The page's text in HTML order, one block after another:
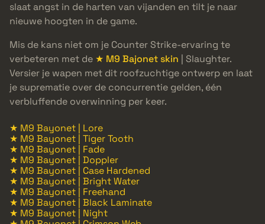
slaat angst in de harten van vijanden en tilt je naar
nieuwe hoogten in de game.
Mis de kans niet om je Counter Strike-ervaring te
verbeteren met de ★ M9 Bajonet skin | Slaughter.
Versier je wapen met dit roofzuchtige ontwerp en laat
je suprematie over de concurrentie gelden, één
verbluffende overwinning per keer.
★ M9 Bayonet | Lore
★ M9 Bayonet | Tiger Tooth
★ M9 Bayonet | Fade
★ M9 Bayonet | Doppler
★ M9 Bayonet | Case Hardened
★ M9 Bayonet | Bright Water
★ M9 Bayonet | Freehand
★ M9 Bayonet | Black Laminate
★ M9 Bayonet | Night